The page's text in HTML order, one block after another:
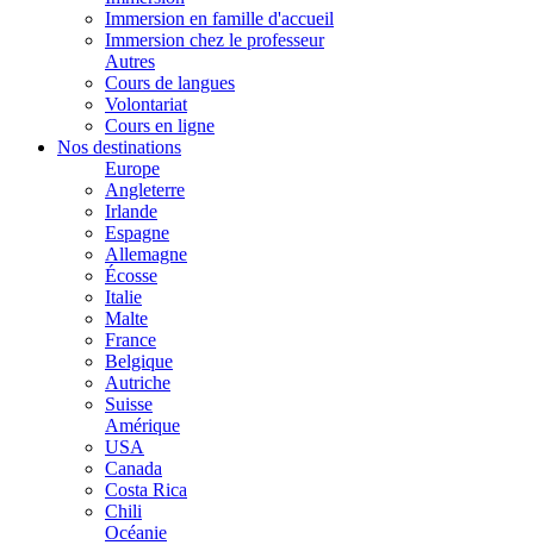
Immersion en famille d'accueil
Immersion chez le professeur
Autres
Cours de langues
Volontariat
Cours en ligne
Nos destinations
Europe
Angleterre
Irlande
Espagne
Allemagne
Écosse
Italie
Malte
France
Belgique
Autriche
Suisse
Amérique
USA
Canada
Costa Rica
Chili
Océanie